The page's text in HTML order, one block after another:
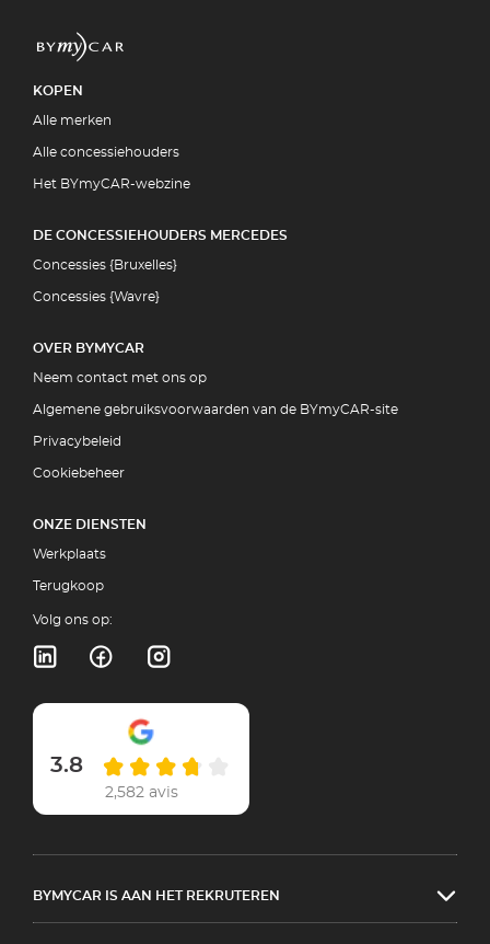
KOPEN
Alle merken
Alle concessiehouders
Het BYmyCAR-webzine
DE CONCESSIEHOUDERS MERCEDES
Concessies {Bruxelles}
Concessies {Wavre}
OVER BYMYCAR
Neem contact met ons op
Algemene gebruiksvoorwaarden van de BYmyCAR-site
Privacybeleid
Cookiebeheer
ONZE DIENSTEN
Werkplaats
Terugkoop
Volg ons op:
3.8
2,582 avis
BYMYCAR IS AAN HET REKRUTEREN